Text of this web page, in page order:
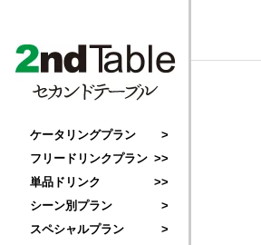
ケータリングプラン
フリードリンクプラン
単品ドリンク
シーン別プラン
スペシャルプラン